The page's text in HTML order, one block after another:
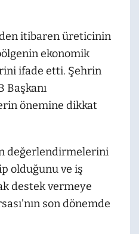
itibaren üreticinin
ekonomik
ifade etti. Şehrin
Başkanı
önemine dikkat
değerlendirmelerini
olduğunu ve iş
destek vermeye
son dönemde